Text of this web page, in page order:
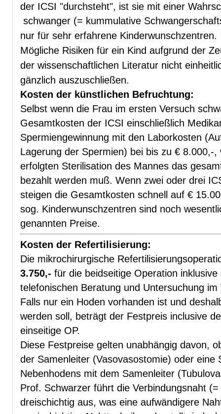
der ICSI "durchsteht", ist sie mit einer
schwanger (= kummulative
nur für sehr erfahrene Kinderwunschzentren.
Mögliche Risiken für ein Kind aufgrund der
der wissenschaftlichen Literatur nicht
gänzlich auszuschließen.
Kosten der künstlichen Befruchtung:
Selbst wenn die Frau im ersten Versuch
Gesamtkosten der ICSI einschließlich
Spermiengewinnung mit den Laborkosten
Lagerung der Spermien) bei bis zu € 8.000,-
erfolgten Sterilisation des Mannes das
bezahlt werden muß. Wenn zwei oder drei
steigen die Gesamtkosten schnell auf €
sog. Kinderwunschzentren sind noch
genannten Preise.
Kosten der Refertilisierung:
Die mikrochirurgische
3.750,- für die beidseitige Operation
telefonischen Beratung und Untersuchung
Falls nur ein Hoden vorhanden ist und
werden soll, beträgt der Festpreis inclusive
einseitige OP.
Diese Festpreise gelten unabhängig davon,
der Samenleiter (Vasovasostomie) oder eine
Nebenhodens mit dem Samenleiter
Prof. Schwarzer führt die Verbindungsnaht
dreischichtig aus, was eine aufwändigere